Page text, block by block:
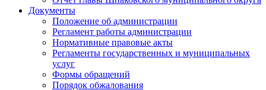
Документы
Положение об администрации
Регламент работы администрации
Нормативные правовые акты
Регламенты государственных и муниципальных
услуг
Формы обращений
Порядок обжалования